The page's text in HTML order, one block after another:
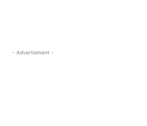
- Advertisment -